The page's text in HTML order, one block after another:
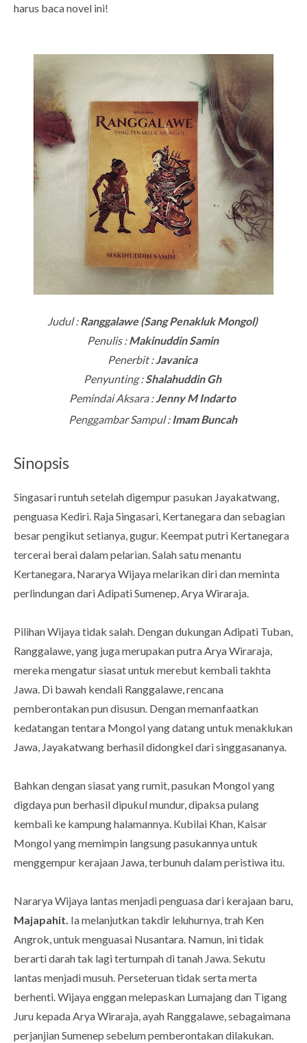
harus baca novel ini!
Judul :Ranggalawe (Sang Penakluk Mongol)
Penulis :Makinuddin Samin
Penerbit :Javanica
Penyunting :Shalahuddin Gh
Pemindai Aksara : Jenny M Indarto
Penggambar Sampul :Imam Buncah
Sinopsis
Singasari runtuh setelah digempur pasukan Jayakatwang,
penguasa Kediri. Raja Singasari, Kertanegara dan sebagian
besar pengikut setianya, gugur. Keempat putri Kertanegara
tercerai berai dalam pelarian. Salah satu menantu
Kertanegara, Nararya Wijaya melarikan diri dan meminta
perlindungan dari Adipati Sumenep, Arya Wiraraja.
Pilihan Wijaya tidak salah. Dengan dukungan Adipati Tuban,
Ranggalawe, yang juga merupakan putra Arya Wiraraja,
mereka mengatur siasat untuk merebut kembali takhta
Jawa. Di bawah kendali Ranggalawe, rencana
pemberontakan pun disusun. Dengan memanfaatkan
kedatangan tentara Mongol yang datang untuk menaklukan
Jawa, Jayakatwang berhasil didongkel dari singgasananya.
Bahkan dengan siasat yang rumit, pasukan Mongol yang
digdaya pun berhasil dipukul mundur, dipaksa pulang
kembali ke kampung halamannya. Kubilai Khan, Kaisar
Mongol yang memimpin langsung pasukannya untuk
menggempur kerajaan Jawa, terbunuh dalam peristiwa itu.
Nararya Wijaya lantas menjadi penguasa dari kerajaan baru,
Majapahit. Ia melanjutkan takdir leluhurnya, trah Ken
Angrok, untuk menguasai Nusantara. Namun, ini tidak
berarti darah tak lagi tertumpah di tanah Jawa. Sekutu
lantas menjadi musuh. Perseteruan tidak serta merta
berhenti. Wijaya enggan melepaskan Lumajang dan Tigang
Juru kepada Arya Wiraraja, ayah Ranggalawe, sebagaimana
perjanjian Sumenep sebelum pemberontakan dilakukan.